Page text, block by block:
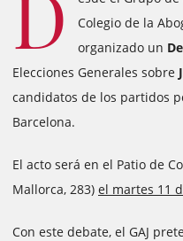
Colegio de la
organizado un
Elecciones Generales sobre
candidatos de los partidos
Barcelona.
El acto será en el Patio de
Mallorca, 283) el martes 11
Con este debate, el GAJ